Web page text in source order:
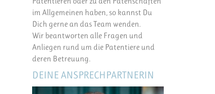
im Allgemeinen haben, so kannst Du
Dich gerne an das Team wenden.
Wir beantworten alle Fragen und
Anliegen rund um die Patentiere und
deren Betreuung.
DEINE ANSPRECHPARTNERIN